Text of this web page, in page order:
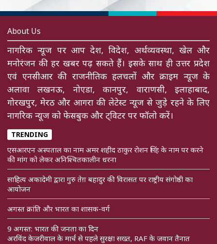
About Us
नागरिक न्यूज पर आप देश, विदेश, अर्थव्यवस्था, खेल और
मनोरंजन की हर खबर पढ़ सकते हैं। इसके साथ ही उत्तर प्रदेश
एवं एनसीआर की राजनीतिक हलचलों और क्राइम न्यूज के
अलावा लखनऊ, नोएडा, कानपुर, वाराणसी, इलाहाबाद,
गोरखपुर, मेरठ और आगरा की लेटेस्ट न्यूज से जुड़े रहने के लिए
नागरिक न्यूज को फेसबुक और ट्विटर पर फॉलो करें।
TRENDING
एसआरएन अस्पताल का नाम अमर शहीद ठाकुर रोशन सिंह के नाम पर करने
की मांग को लेकर अनिश्चितकालीन धरना
साहित्य अकादेमी द्वारा गुरु तेग़ बहादुर की विरासत पर राष्ट्रीय संगोष्ठी का
आयोजन
अगस्त क्रांति और भारत का शासक-वर्ग
9 अगस्त: भारत की जनता का दिन
अरविंद केजरीवाल के मार्च से पहले सुरक्षा सख्त, RAF के जवान तैनात